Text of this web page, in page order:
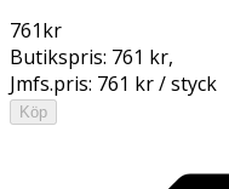
761kr
Butikspris: 761 kr,
Jmfs.pris: 761 kr / styck
Köp